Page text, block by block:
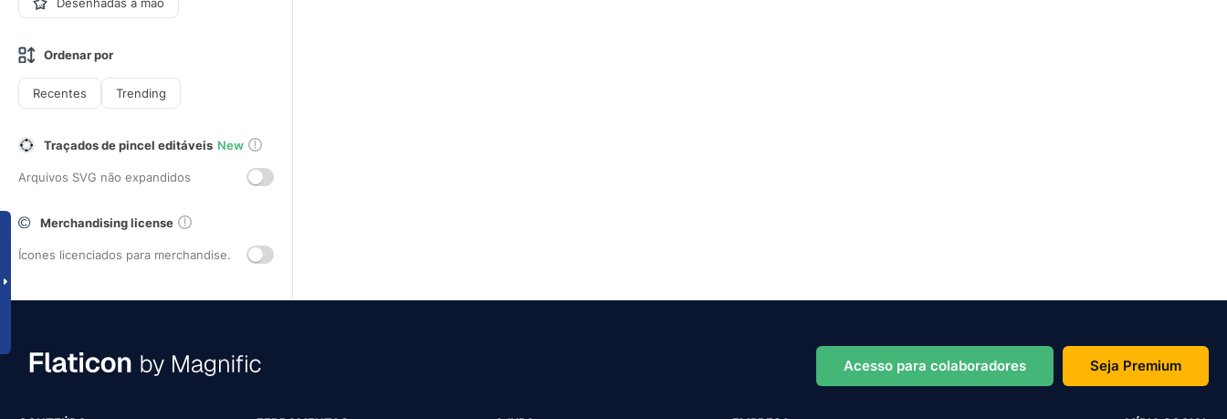
Ordenar por
Recentes Trending
Traçados de pincel editáveis New
Arquivos SVG não expandidos
Merchandising license
Ícones licenciados para merchandise.
Acesso para colaboradores Seja Premium